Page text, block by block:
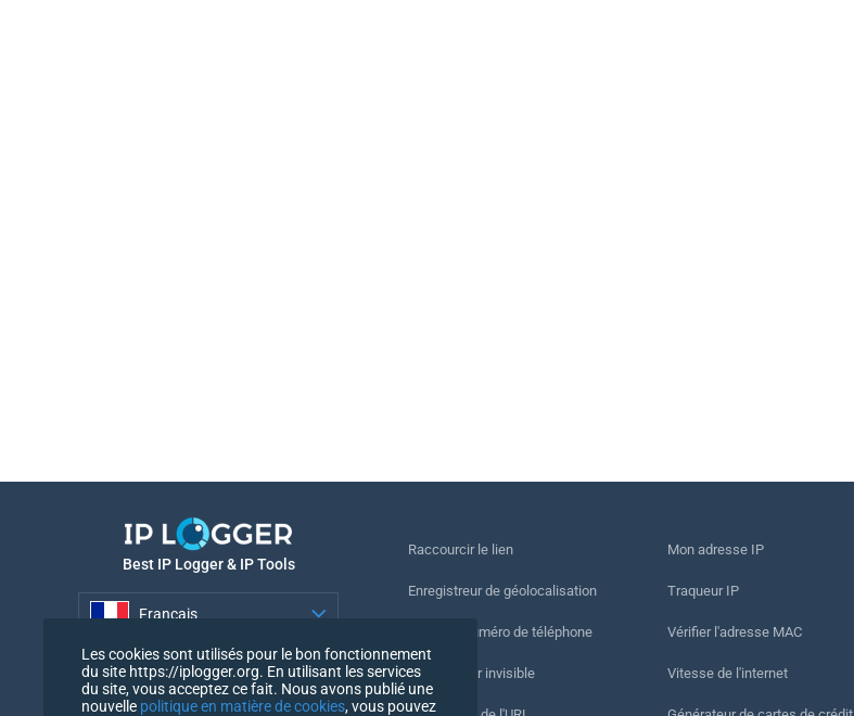
Best IP Logger & IP Tools
Français
Français
Raccourcir le lien
Enregistreur de géolocalisation
Suivre le numéro de téléphone
Enregistreur invisible
Mon adresse IP
Traqueur IP
Vérifier l'adresse MAC
Vitesse de l'internet
Les cookies sont utilisés pour le bon fonctionnement
du site https://iplogger.org. En utilisant les services
du site, vous acceptez ce fait. Nous avons publié une
nouvelle politique en matière de cookies, vous pouvez